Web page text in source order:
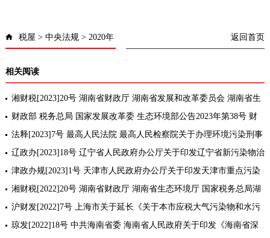
税屋 > 中央法规> 2020年 返回首页
相关阅读
湘财税[2023]20号 湖南省财政厅 湖南省发展和改革委员会 湖南省生
态环境厅关于明确湖南省主要污染物排污权有偿使用收费标准政府收
储和出
财政部 税务总局 国家发展改革委 生态环境部公告2023年第38号 财
政部 税务总局 国家发展改革委 生态环境部关于从事污染防治的第三
方企业
法释[2023]7号 最高人民法院 最高人民检察院关于办理环境污染刑事
案件适用法律若干问题的解释[条款修订]
辽政办[2023]18号 辽宁省人民政府办公厅关于印发辽宁省新污染物治
理工作方案的通知
津政办规[2023]1号 天津市人民政府办公厅关于印发天津市重点污染
物排放总量控制管理办法(试行)的通知
湘财税[2022]20号 湖南省财政厅 湖南省生态环境厅 国家税务总局湖
南省税务局关于印发《湖南省主要污染物排污权有偿使用收入征收使
用管理
沪财发[2022]7号 上海市关于延长《关于本市应税大气污染物和水污
染物环境保护税适用税额标准等有关问题的通知》有效期的通知
琼发[2022]18号 中共海南省委 海南省人民政府关于印发《海南省深